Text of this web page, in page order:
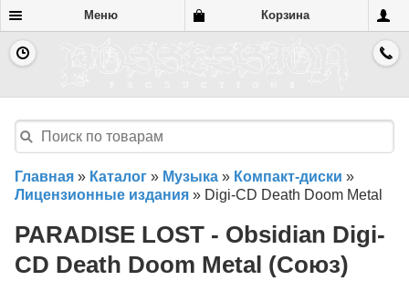
Меню Корзина
Главная » Каталог » Музыка » Компакт-диски »
Лицензионные издания » Digi-CD Death Doom Metal
PARADISE LOST - Obsidian Digi-
CD Death Doom Metal (Союз)